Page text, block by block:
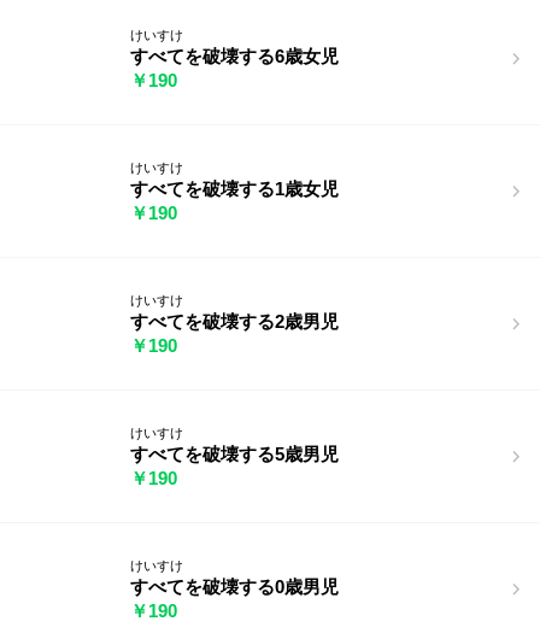
けいすけ
すべてを破壊する6歳女児
￥190
けいすけ
すべてを破壊する1歳女児
￥190
けいすけ
すべてを破壊する2歳男児
￥190
けいすけ
すべてを破壊する5歳男児
￥190
けいすけ
すべてを破壊する0歳男児
￥190